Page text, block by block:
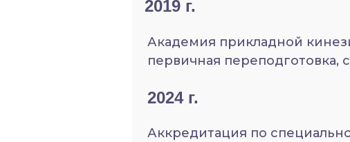
2024 г.
2019 г.
Академия прикладной
первичная переподготовка,
Аккредитация по